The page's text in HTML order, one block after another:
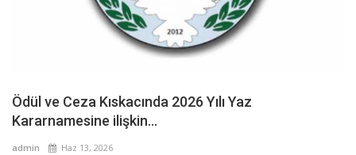
Ödül ve Ceza Kıskacında 2026 Yılı Yaz
Kararnamesine ilişkin...
admin Haz 13, 2026